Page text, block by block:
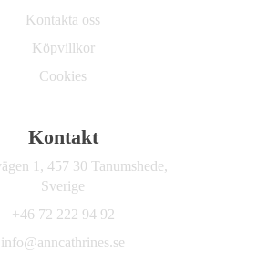
Kontakta oss
Köpvillkor
Cookies
Kontakt
1, 457 30 Tanumshede,
Sverige
+46 72 222 94 92
info@anncathrines.se